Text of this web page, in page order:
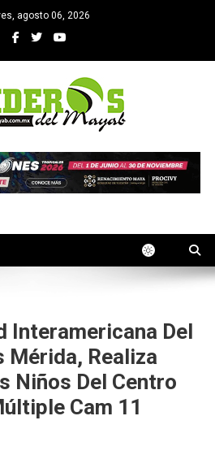
agosto 06, 2026
MAYAB
Interamericana Del
Mérida, Realiza
Niños Del Centro
Cam 11